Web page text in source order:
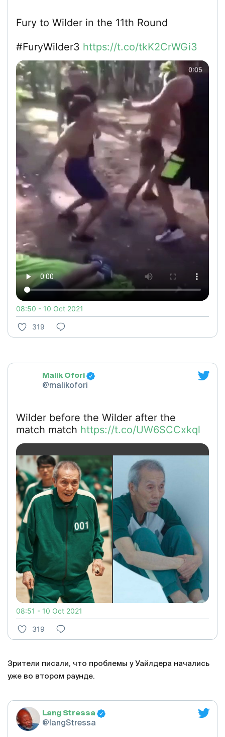
Fury to Wilder in the 11th Round
#FuryWilder3 https://t.co/tkK2CrWGi3
08:50 - 10 Oct 2021
319
Malik Ofori
@malikofori
Wilder before the Wilder after the
match match https://t.co/UW6SCCxkql
08:51 - 10 Oct 2021
319
Зрители писали, что проблемы у Уайлдера начались
уже во втором раунде.
Lang Stressa
@langStressa